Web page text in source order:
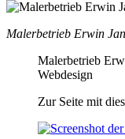
Malerbetrieb Erwin
Malerbetrieb
Webdesign
Zur Seite mit